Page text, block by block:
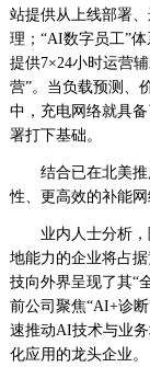
站提供从上线部署
理；“AI数字员工”
提供7×24小时运营
营”。当负载预测、
中，充电网络就具
署打下基础。
结合已在北美
性、更高效的补能网
业内人士分析
地能力的企业将占
技向外界呈现了其“
前公司聚焦“AI+诊
速推动AI技术与业
化应用的龙头企业。